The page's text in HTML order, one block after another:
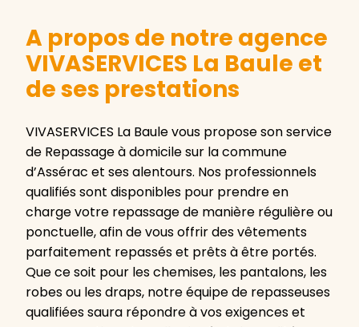
A propos de notre agence
VIVASERVICES La Baule et
de ses prestations
VIVASERVICES La Baule vous propose son service
de Repassage à domicile sur la commune
d’Assérac et ses alentours. Nos professionnels
qualifiés sont disponibles pour prendre en
charge votre repassage de manière régulière ou
ponctuelle, afin de vous offrir des vêtements
parfaitement repassés et prêts à être portés.
Que ce soit pour les chemises, les pantalons, les
robes ou les draps, notre équipe de repasseuses
qualifiées saura répondre à vos exigences et